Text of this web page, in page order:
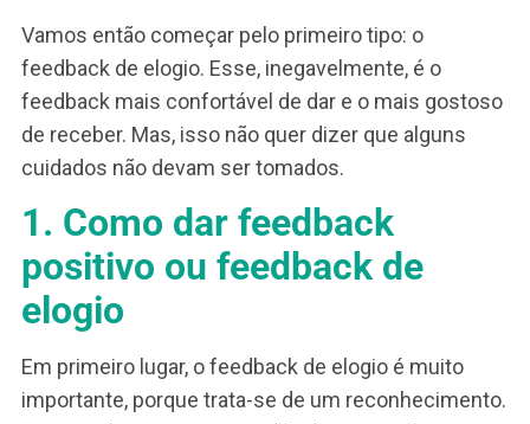
Vamos apresentar em seguida, roteiros e
de 3 tipos de feedbacks: feedback de elogio,
feedback de orientação de melhoria e feedback
acompanhamento.
Vamos então começar pelo primeiro tipo: o
feedback de elogio. Esse, inegavelmente, é o
feedback mais confortável de dar e o mais
cuidados não devam ser tomados.